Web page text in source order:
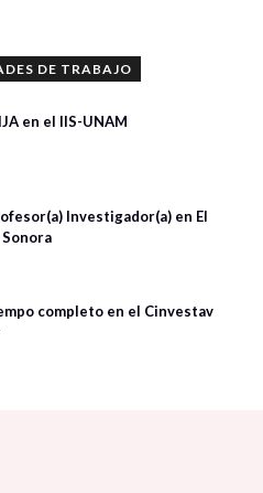
DE TRABAJO
en el IIS-UNAM
Investigador(a) en El
completo en el Cinvestav